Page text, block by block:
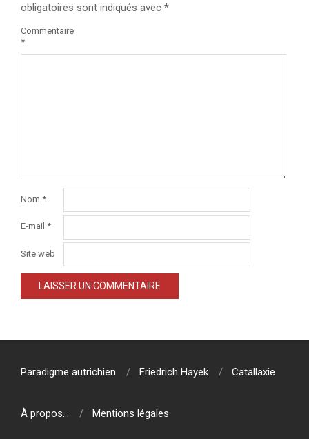
obligatoires sont indiqués avec *
Commentaire
*
Nom *
E-mail *
Site web
Paradigme autrichien Friedrich Hayek Catallaxie
À propos… Mentions légales